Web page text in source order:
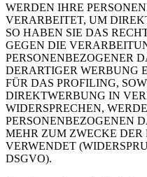
WERDEN IHRE
VERARBEITET, UM
SO HABEN SIE DAS
GEGEN DIE
PERSONENBEZOGENER
DERARTIGER WERBUNG
FÜR DAS PROFILING,
DIREKTWERBUNG IN
WIDERSPRECHEN,
PERSONENBEZOGENEN
MEHR ZUM ZWECKE
VERWENDET
DSGVO).